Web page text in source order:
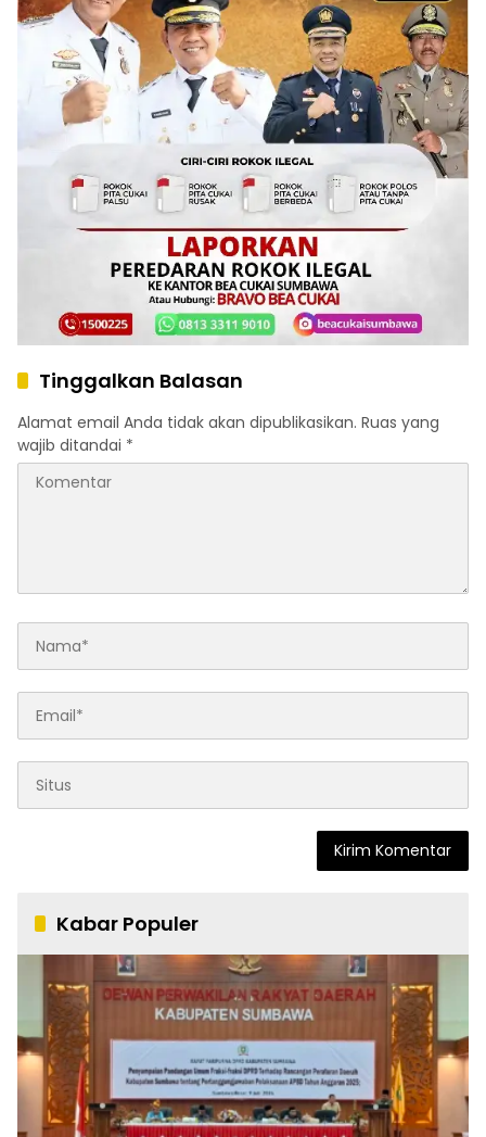
Tinggalkan Balasan
Alamat email Anda tidak akan dipublikasikan. Ruas yang
wajib ditandai *
Kabar Populer